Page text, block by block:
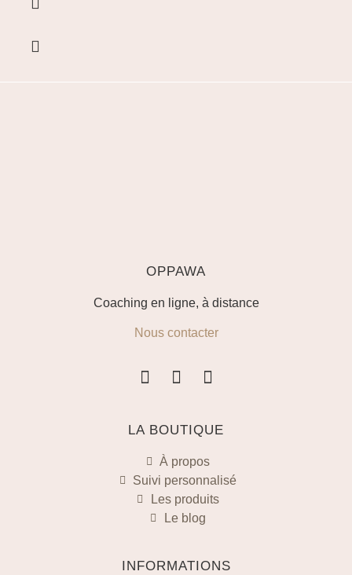
OPPAWA
Coaching en ligne, à distance
Nous contacter
LA BOUTIQUE
À propos
Suivi personnalisé
Les produits
Le blog
INFORMATIONS